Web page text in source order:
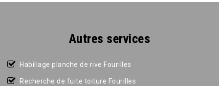
Autres services
Habillage planche de rive Fourilles
Recherche de fuite toiture Fourilles